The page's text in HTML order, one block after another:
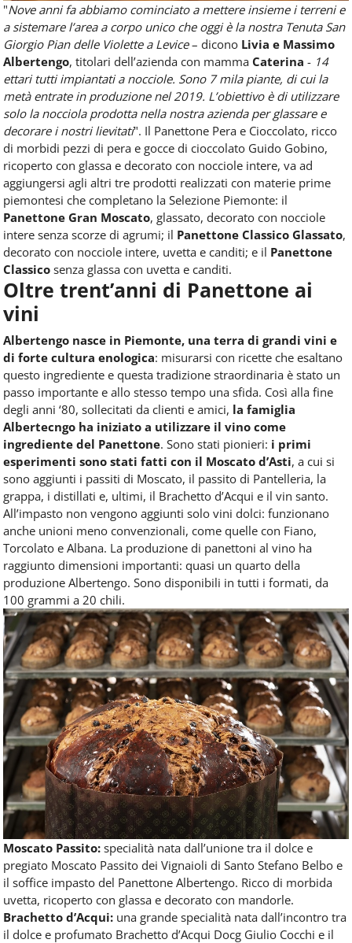
"Nove anni fa abbiamo cominciato a mettere insieme i terreni e
a sistemare l’area a corpo unico che oggi è la nostra Tenuta San
Giorgio Pian delle Violette a Levice– dicono Livia e Massimo
Albertengo, titolari dell’azienda con mamma Caterina - 14
ettari tutti impiantati a nocciole. Sono 7 mila piante, di cui la
metà entrate in produzione nel 2019. L’obiettivo è di utilizzare
solo la nocciola prodotta nella nostra azienda per glassare e
decorare i nostri lievitati". Il Panettone Pera e Cioccolato, ricco
di morbidi pezzi di pera e gocce di cioccolato Guido Gobino,
ricoperto con glassa e decorato con nocciole intere, va ad
aggiungersi agli altri tre prodotti realizzati con materie prime
piemontesi che completano la Selezione Piemonte: il
Panettone Gran Moscato, glassato, decorato con nocciole
intere senza scorze di agrumi; il Panettone Classico Glassato,
decorato con nocciole intere, uvetta e canditi; e il Panettone
Classico senza glassa con uvetta e canditi.
Oltre trent’anni di Panettone ai
vini
Albertengo nasce in Piemonte, una terra di grandi vini e
di forte cultura enologica: misurarsi con ricette che esaltano
questo ingrediente e questa tradizione straordinaria è stato un
passo importante e allo stesso tempo una sfida. Così alla fine
degli anni ‘80, sollecitati da clienti e amici, la famiglia
Albertecngo ha iniziato a utilizzare il vino come
ingrediente del Panettone. Sono stati pionieri: i primi
esperimenti sono stati fatti con il Moscato d’Asti, a cui si
sono aggiunti i passiti di Moscato, il passito di Pantelleria, la
grappa, i distillati e, ultimi, il Brachetto d’Acqui e il vin santo.
All’impasto non vengono aggiunti solo vini dolci: funzionano
anche unioni meno convenzionali, come quelle con Fiano,
Torcolato e Albana. La produzione di panettoni al vino ha
raggiunto dimensioni importanti: quasi un quarto della
produzione Albertengo. Sono disponibili in tutti i formati, da
100 grammi a 20 chili.
Moscato Passito: specialità nata dall’unione tra il dolce e
pregiato Moscato Passito dei Vignaioli di Santo Stefano Belbo e
il soffice impasto del Panettone Albertengo. Ricco di morbida
uvetta, ricoperto con glassa e decorato con mandorle.
Brachetto d’Acqui: una grande specialità nata dall’incontro tra
il dolce e profumato Brachetto d’Acqui Docg Giulio Cocchi e il